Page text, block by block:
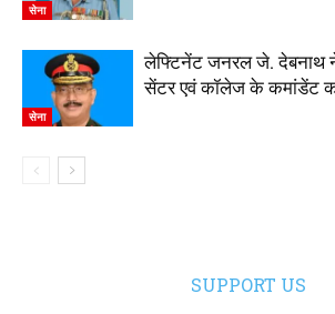
सेना
सेना
लेफ्टिनेंट जनरल जे. देबनाथ
सेंटर एवं कॉलेज के कमांडेंट
SUPPORT US